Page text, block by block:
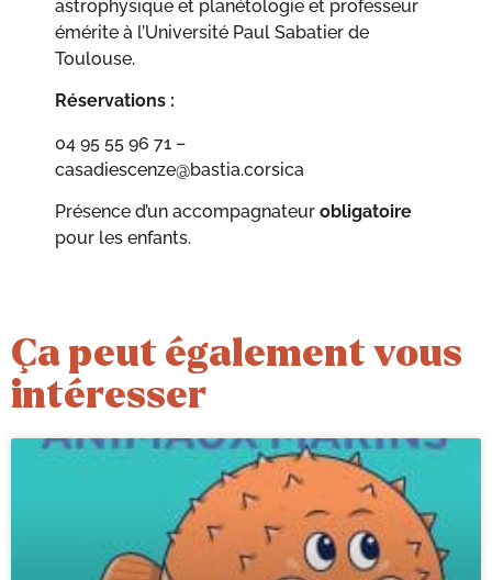
astrophysique et planétologie et professeur
émérite à l’Université Paul Sabatier de
Toulouse.
Réservations :
04 95 55 96 71 –
casadiescenze@bastia.corsica
Présence d’un accompagnateur obligatoire
pour les enfants.
Ça peut également vous
intéresser